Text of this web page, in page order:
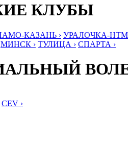
КЛУБЫ
КАЗАНЬ › УРАЛОЧКА-
МИНСК › ТУЛИЦА › СПАРТА ›
CEV ›